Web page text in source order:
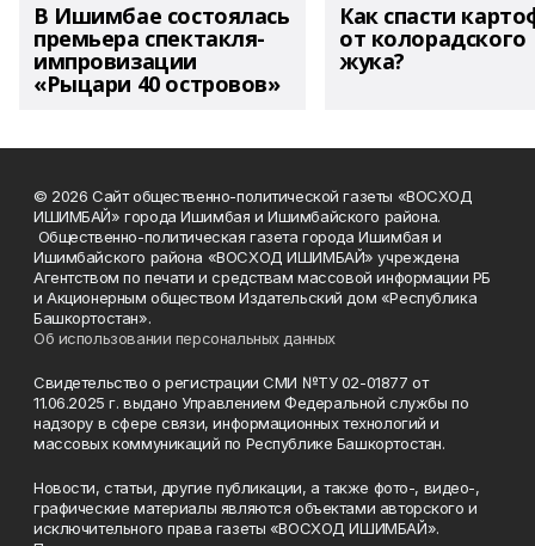
В Ишимбае состоялась
премьера спектакля-
импровизации
«Рыцари 40 островов»
Как спасти
от колорадского
жука?
© 2026 Сайт общественно-политической газеты «ВОСХОД
ИШИМБАЙ» города Ишимбая и Ишимбайского района.
Общественно-политическая газета города Ишимбая и
Ишимбайского района «ВОСХОД ИШИМБАЙ» учреждена
Агентством по печати и средствам массовой информации РБ
и Акционерным обществом Издательский дом «Республика
Башкортостан».
Об использовании персональных данных
Свидетельство о регистрации СМИ №ТУ 02-01877 от
11.06.2025 г. выдано Управлением Федеральной службы по
надзору в сфере связи, информационных технологий и
массовых коммуникаций по Республике Башкортостан.
Новости, статьи, другие публикации, а также фото-, видео-,
графические материалы являются объектами авторского и
исключительного права газеты «ВОСХОД ИШИМБАЙ».